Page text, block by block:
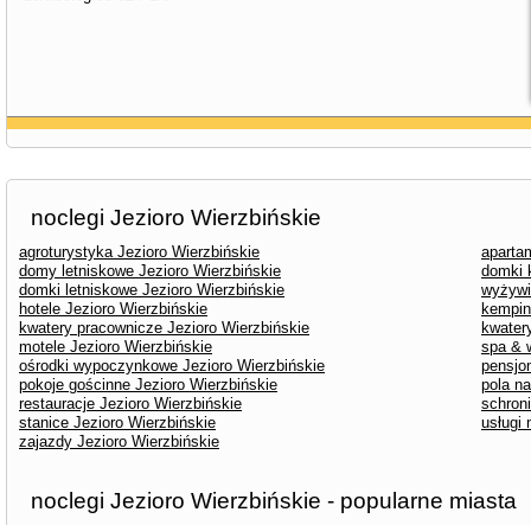
noclegi Jezioro Wierzbińskie
agroturystyka Jezioro Wierzbińskie
domy letniskowe Jezioro Wierzbińskie
domki
domki letniskowe Jezioro Wierzbińskie
hotele Jezioro Wierzbińskie
kwatery pracownicze Jezioro Wierzbińskie
motele Jezioro Wierzbińskie
spa &
ośrodki wypoczynkowe Jezioro Wierzbińskie
pokoje gościnne Jezioro Wierzbińskie
pola
restauracje Jezioro Wierzbińskie
stanice Jezioro Wierzbińskie
usługi
zajazdy Jezioro Wierzbińskie
noclegi Jezioro Wierzbińskie - popularne miasta